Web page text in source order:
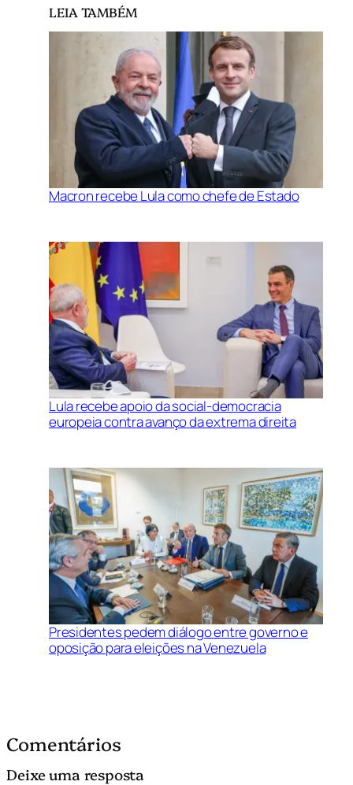
LEIA TAMBÉM
Macron recebe Lula como chefe de Estado
Lula recebe apoio da social-democracia
europeia contra avanço da extrema direita
Presidentes pedem diálogo entre governo e
oposição para eleições na Venezuela
Comentários
Deixe uma resposta